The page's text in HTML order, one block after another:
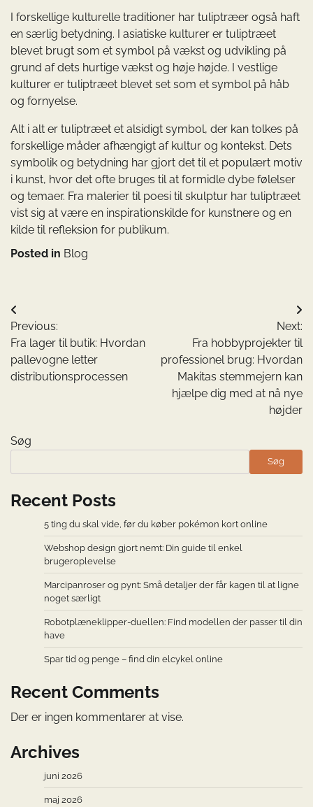
I forskellige kulturelle traditioner har tuliptræer også haft
en særlig betydning. I asiatiske kulturer er tuliptræet
blevet brugt som et symbol på vækst og udvikling på
grund af dets hurtige vækst og høje højde. I vestlige
kulturer er tuliptræet blevet set som et symbol på håb
og fornyelse.
Alt i alt er tuliptræet et alsidigt symbol, der kan tolkes på
forskellige måder afhængigt af kultur og kontekst. Dets
symbolik og betydning har gjort det til et populært motiv
i kunst, hvor det ofte bruges til at formidle dybe følelser
og temaer. Fra malerier til poesi til skulptur har tuliptræet
vist sig at være en inspirationskilde for kunstnere og en
kilde til refleksion for publikum.
Posted in Blog
Indlægsnavigation
Previous:
Fra lager til butik: Hvordan
pallevogne letter
distributionsprocessen
Next:
Fra hobbyprojekter til
professionel brug: Hvordan
Makitas stemmejern kan
hjælpe dig med at nå nye
højder
Søg
Søg
Recent Posts
5 ting du skal vide, før du køber pokémon kort online
Webshop design gjort nemt: Din guide til enkel
brugeroplevelse
Marcipanroser og pynt: Små detaljer der får kagen til at ligne
noget særligt
Robotplæneklipper-duellen: Find modellen der passer til din
have
Spar tid og penge – find din elcykel online
Recent Comments
Der er ingen kommentarer at vise.
Archives
juni 2026
maj 2026